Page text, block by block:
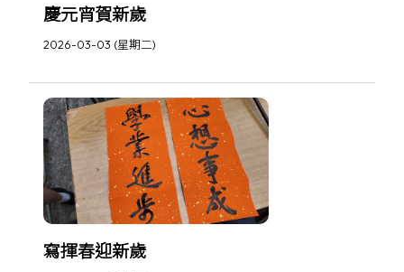
慶元宵賀新歲
2026-03-03 (星期二)
寫揮春迎新歲